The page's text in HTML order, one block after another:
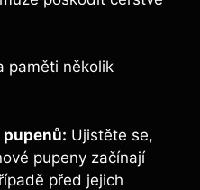
paměti několik
pupenů: Ujistěte se,
pupeny začínají
před jejich